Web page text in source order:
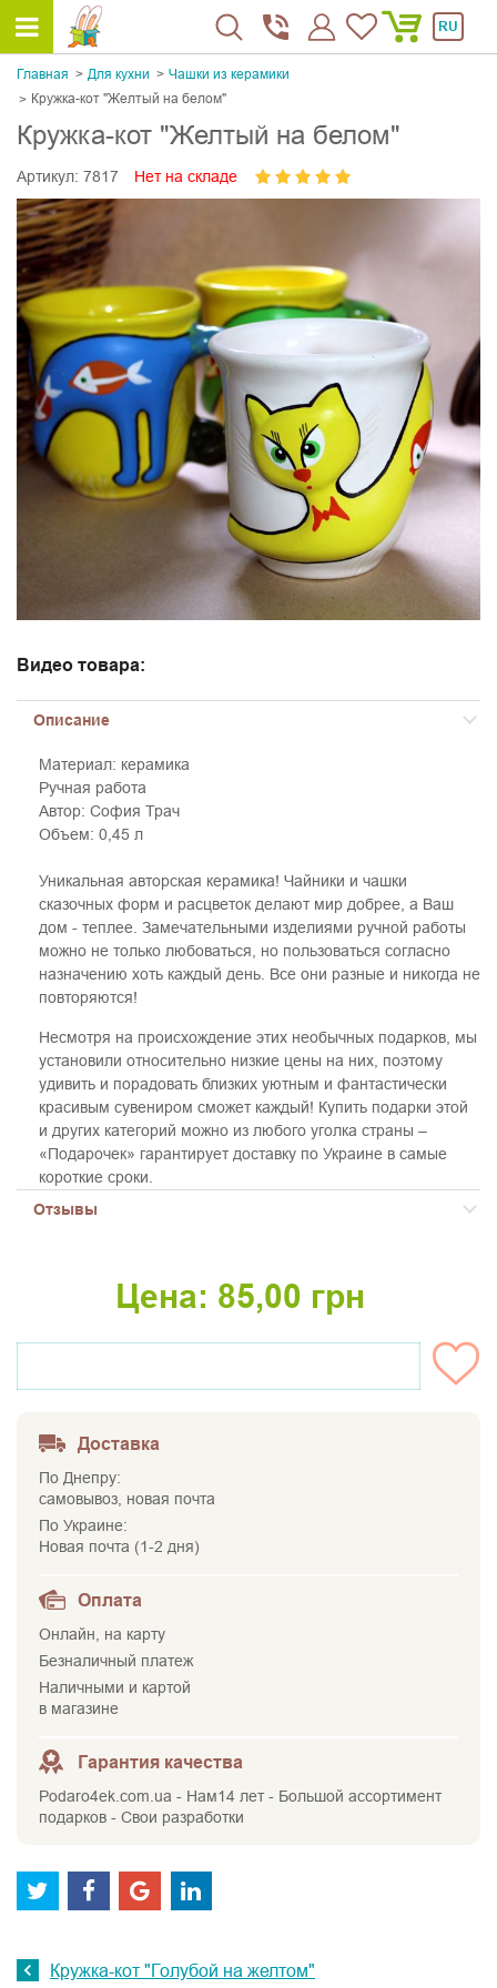
RU
Главная Для кухни
Чашки из керамики
Кружка-кот "Желтый на белом"
Кружка-кот "Желтый на белом"
Артикул: 7817 Нет на складе
Видео товара:
Описание
Материал: керамика
Ручная работа
Автор: София Трач
Объем: 0,45 л
Уникальная авторская керамика! Чайники и чашки
сказочных форм и расцветок делают мир добрее, а Ваш
дом - теплее. Замечательными изделиями ручной работы
можно не только любоваться, но пользоваться согласно
назначению хоть каждый день. Все они разные и никогда не
повторяются!
Несмотря на происхождение этих необычных подарков, мы
установили относительно низкие цены на них, поэтому
удивить и порадовать близких уютным и фантастически
красивым сувениром сможет каждый! Купить подарки этой
и других категорий можно из любого уголка страны –
«Подарочек» гарантирует доставку по Украине в самые
короткие сроки.
Отзывы
Цена: 85,00 грн
Доставка
По Днепру:
самовывоз, новая почта
По Украине:
Новая почта (1-2 дня)
Оплата
Онлайн, на карту
Безналичный платеж
Наличными и картой
в магазине
Гарантия качества
Podaro4ek.com.ua - Нам14 лет - Большой ассортимент
подарков - Свои разработки
Кружка-кот "Голубой на желтом"